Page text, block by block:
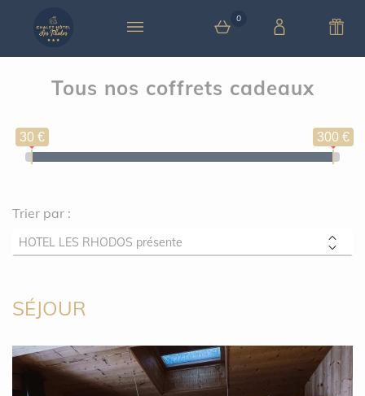
0
0 article au panier
Tous nos coffrets cadeaux
30 € 300 €
Trier par :
SÉJOUR